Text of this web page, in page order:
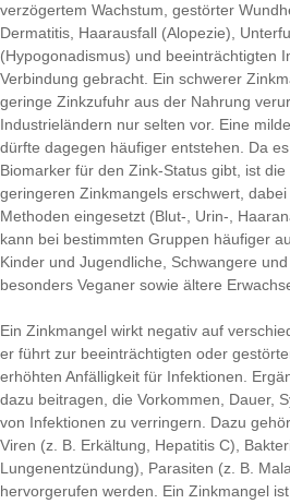
verzögertem Wachstum, gestörter
Dermatitis, Haarausfall (Alopezie),
(Hypogonadismus) und beeinträchtigten
Verbindung gebracht. Ein schwerer
geringe Zinkzufuhr aus der Nahrung
Industrieländern nur selten vor. Eine
dürfte dagegen häufiger entstehen. Da
Biomarker für den Zink-Status gibt, ist
geringeren Zinkmangels erschwert,
Methoden eingesetzt (Blut-, Urin-,
kann bei bestimmten Gruppen häufiger
Kinder und Jugendliche, Schwangere
besonders Veganer sowie ältere
Ein Zinkmangel wirkt negativ auf
er führt zur beeinträchtigten oder
erhöhten Anfälligkeit für Infektionen.
dazu beitragen, die Vorkommen, Dauer,
von Infektionen zu verringern. Dazu
Viren (z. B. Erkältung, Hepatitis C),
Lungenentzündung), Parasiten (z. B.
hervorgerufen werden. Ein Zinkmangel